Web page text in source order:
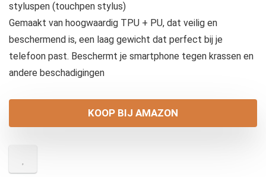
styluspen (touchpen stylus)
Gemaakt van hoogwaardig TPU + PU, dat veilig en
beschermend is, een laag gewicht dat perfect bij je
telefoon past. Beschermt je smartphone tegen krassen en
andere beschadigingen
KOOP BIJ AMAZON